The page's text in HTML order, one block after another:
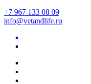
+7 967 133 08 09
info@vetandlife.ru